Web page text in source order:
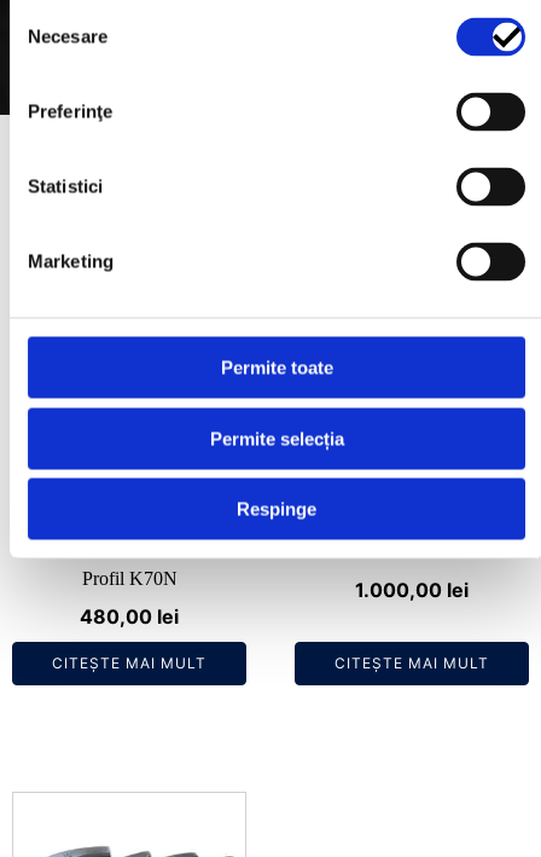
consimțământului
Necesare
Preferinţe
Statistici
Marketing
Permite toate
Permite selecția
Respinge
Produse similare
Profil K70N
480,00 lei
CITEȘTE MAI MULT
1.000,00 lei
CITEȘTE MAI MULT